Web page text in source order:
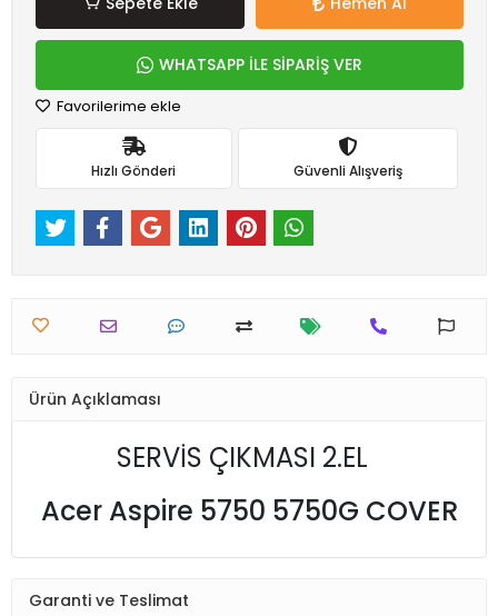
WHATSAPP İLE SİPARİŞ VER
Favorilerime ekle
Hızlı Gönderi Güvenli Alışveriş
Ürün Açıklaması
SERVİS ÇIKMASI 2.EL
Acer Aspire 5750 5750G COVER
Garanti ve Teslimat